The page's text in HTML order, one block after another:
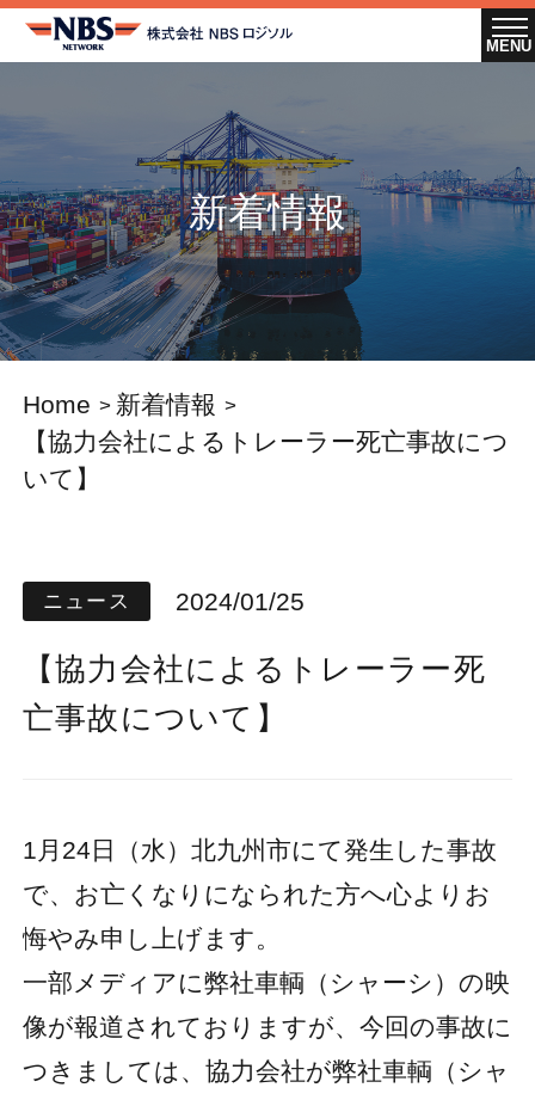
新着情報
Home
新着情報
【協力会社によるトレーラー死亡事故につ
いて】
ニュース 2024/01/25
【協力会社によるトレーラー死
亡事故について】
1月24日（水）北九州市にて発生した事故
で、お亡くなりになられた方へ心よりお
悔やみ申し上げます。
一部メディアに弊社車輌（シャーシ）の映
像が報道されておりますが、今回の事故に
つきましては、協力会社が弊社車輌（シャ